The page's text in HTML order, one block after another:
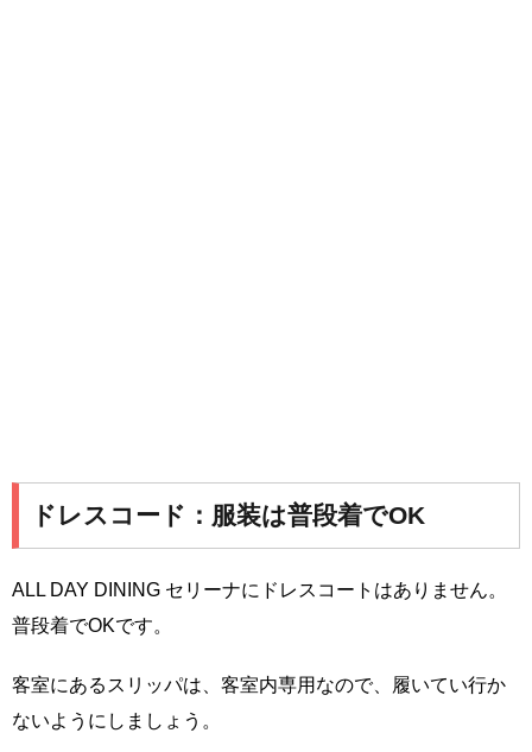
ドレスコード：服装は普段着でOK
ALL DAY DINING セリーナにドレスコートはありません。
普段着でOKです。
客室にあるスリッパは、客室内専用なので、履いてい行か
ないようにしましょう。